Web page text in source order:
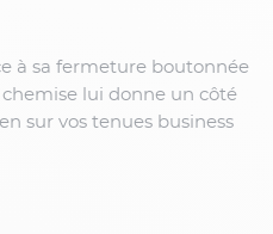
lui donne un côté
sur vos tenues business